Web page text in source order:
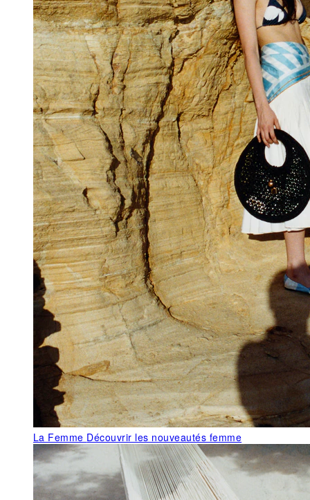
La Femme Découvrir les nouveautés femme